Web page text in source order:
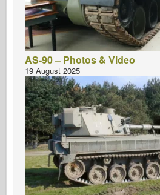
AS-90 – Photos & Video
19 August 2025